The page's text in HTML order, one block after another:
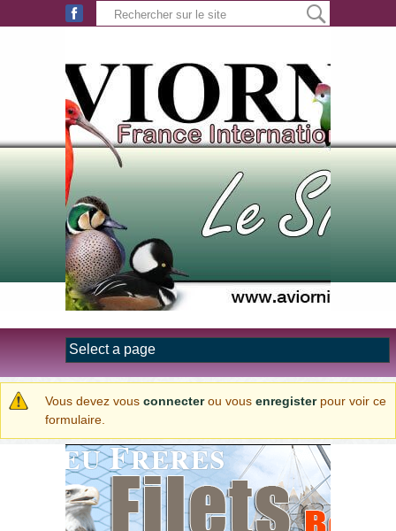
Aller au contenu principal
Message d'avertissement
Vous devez vous connecterou vous enregisterpour voir ce
formulaire.